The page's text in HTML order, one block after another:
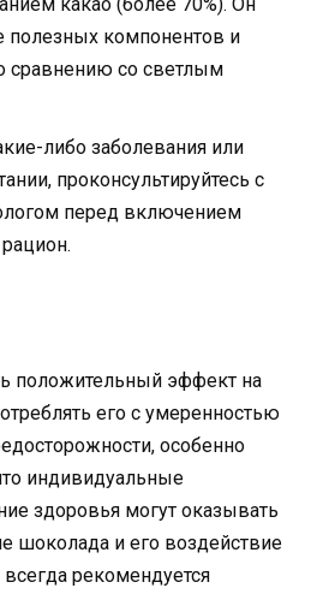
полезных компонентов и
сравнению со светлым
либо заболевания или
проконсультируйтесь с
перед включением
положительный эффект на
его с умеренностью
особенно
индивидуальные
здоровья могут оказывать
шоколада и его воздействие
рекомендуется